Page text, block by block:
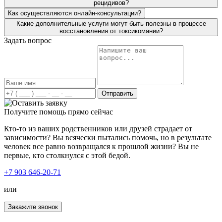
пожизненная поддержка! Ещё раз огромное вам
спасибо!
употреблял курительные вещества и ни хотел
признавать свою проблему. Решившись отправить его к
вам на лечение, сын получил всестороннюю помощь и
поддержку. Был подобран индивидуальный план
Благодаря вашему профессионализму, сын трезвый и
полон сил менять свою жизнь дальше.
Наша семья столкнулась с неизлечимой болезнью –
наркоманией. Мой брат стал употреблять наркотики, его
рецидивов?
Как осуществляются онлайн-консультации?
Какие дополнительные услуги могут быть полезны в процессе
восстановления от токсикомании?
Задать вопрос
Отправить
Получите помощь прямо сейчас
Кто-то из ваших родственников или друзей страдает от
зависимости? Вы всячески пытались помочь, но в результате
человек все равно возвращался к прошлой жизни? Вы не
первые, кто столкнулся с этой бедой.
+7 903 646-20-71
или
Закажите звонок